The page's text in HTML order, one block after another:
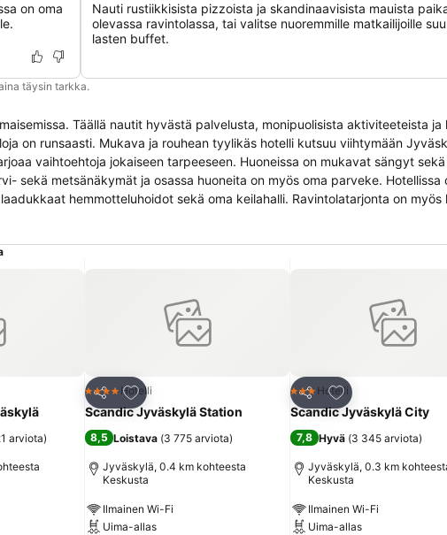
on oma
Nauti rustiikkisista pizzoista ja skandinaavisista mauista
olevassa ravintolassa, tai valitse nuoremmille matkailijoille
lasten buffet.
täysin tarkka.
Täällä nautit hyvästä palvelusta, monipuolisista aktiviteeteista ja
on runsaasti. Mukava ja rouhean tyylikäs hotelli kutsuu viihtymään
ja osassa huoneita on myös oma parveke. Hotellissa on upea
hemmotteluhoidot sekä oma keilahalli. Ravintolatarjonta on myös
kokous- ja juhlatiloissa on helppo järjestää
arviota)
Jaa
Lisää suosikkeihin
4 Tähtiluokitus
Hotelli
Scandic Jyväskylä Station
8,5 Loistava (3 775 arviota)
Jyväskylä, 0.4 km kohteesta
Keskusta
Ilmainen Wi-Fi
Uima-allas
Jaa
Lisää suosikkeihin
3 Tähtiluokitus
Hotelli
Scandic Jyväskylä City
7,8 Hyvä (3 345 arviota)
Jyväskylä, 0.3 km
Keskusta
Ilmainen Wi-Fi
Uima-allas